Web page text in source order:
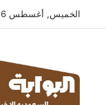
الخميس, أغسطس 6 2026